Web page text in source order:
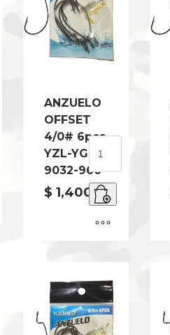
ANZUELO
OFFSET
4/0# 6pcs
YZL-YG-
9032-960
$ 1,400.00
ANZUELO
OFFSET
4/0#
6pcs
YZL-
YG-